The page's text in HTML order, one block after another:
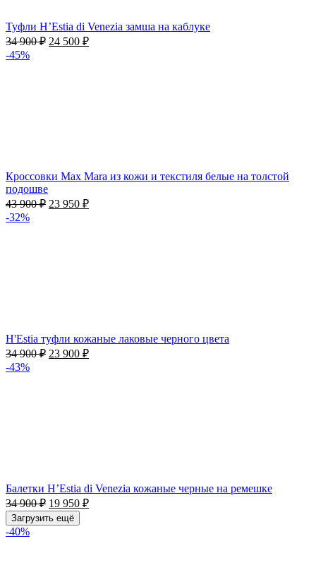
Туфли H’Estia di Venezia замша на каблуке
34 900₽ 24 500 ₽
-45%
Кроссовки Max Mara из кожи и текстиля белые на толстой
подошве
43 900₽ 23 950 ₽
-32%
H'Estia туфли кожаные лаковые черного цвета
34 900₽ 23 900 ₽
-43%
Балетки H’Estia di Venezia кожаные черные на ремешке
34 900₽ 19 950 ₽
Загрузить ещё
-40%